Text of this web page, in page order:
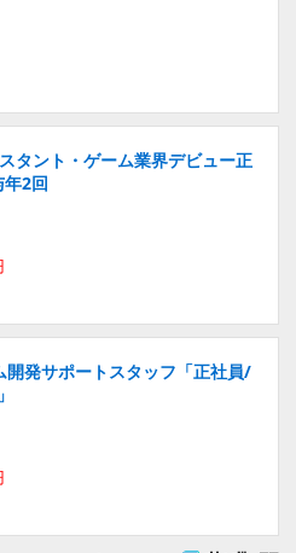
タント・ゲーム業界デビュー正
2回
発サポートスタッフ「正社員/